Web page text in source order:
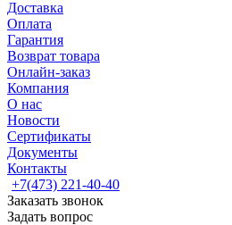
Доставка
Оплата
Гарантия
Возврат товара
Онлайн-заказ
Компания
О нас
Новости
Сертификаты
Документы
Контакты
+7(473) 221-40-40
Заказать звонок
Задать вопрос